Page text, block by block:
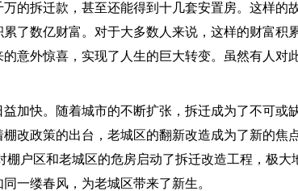
的拆迁款，甚至还能得到十几套安置房。这样的
了数亿财富。对于大多数人来说，这样的财富积
意外惊喜，实现了人生的巨大转变。虽然有人对
加快。随着城市的不断扩张，拆迁成为了不可或
改政策的出台，老城区的翻新改造成为了新的焦
户区和老城区的危房启动了拆迁改造工程，极大
一缕春风，为老城区带来了新生。